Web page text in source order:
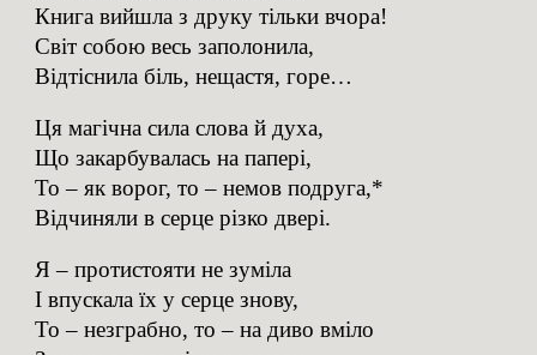
Книга вийшла з друку тільки вчора!
Світ собою весь заполонила,
Відтіснила біль, нещастя, горе…
Ця магічна сила слова й духа,
Що закарбувалась на папері,
То – як ворог, то – немов подруга,*
Відчиняли в серце різко двері.
Я – протистояти не зуміла
І впускала їх у серце знову,
То – незграбно, то – на диво вміло